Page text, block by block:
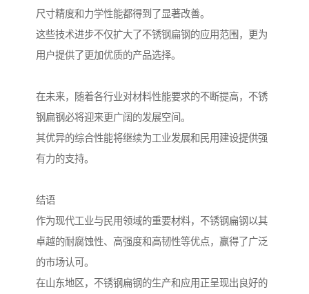
尺寸精度和力学性能都得到了显著改善。
这些技术进步不仅扩大了不锈钢扁钢的应用范围，更为
用户提供了更加优质的产品选择。
在未来，随着各行业对材料性能要求的不断提高，不锈
钢扁钢必将迎来更广阔的发展空间。
其优异的综合性能将继续为工业发展和民用建设提供强
有力的支持。
结语
作为现代工业与民用领域的重要材料，不锈钢扁钢以其
卓越的耐腐蚀性、高强度和高韧性等优点，赢得了广泛
的市场认可。
在山东地区，不锈钢扁钢的生产和应用正呈现出良好的